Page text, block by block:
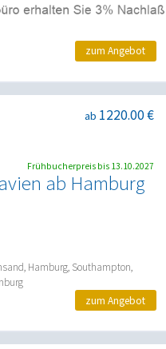
zum Angebot
ab Hamburg
ab 1220.00 €
Hamburg, Southampton,
Frühbucherpreis bis 13.10.2027
zum Angebot